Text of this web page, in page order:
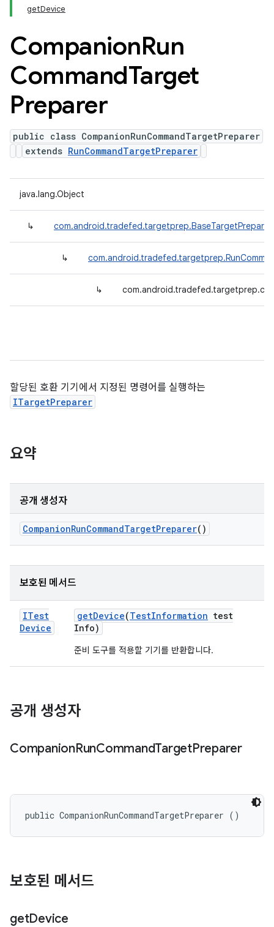
getDevice
CompanionRun
CommandTarget
Preparer
public class CompanionRunCommandTargetPreparer
extends RunCommandTargetPreparer
java.lang.Object
↳ com.android.tradefed.targetprep.BaseTargetPreparer
↳
↳
할당된 호환 기기에서 지정된 명령어를 실행하는
ITargetPreparer
요약
공개 생성자
CompanionRunCommandTargetPreparer()
보호된 메서드
ITest
Device
getDevice(TestInformation test
Info)
준비 도구를 적용할 기기를 반환합니다.
공개 생성자
CompanionRunCommandTargetPreparer
public CompanionRunCommandTargetPreparer ()
보호된 메서드
getDevice